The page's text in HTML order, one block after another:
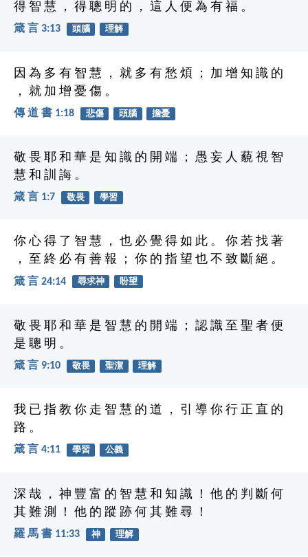
得 智 慧 ， 得 聰 明 的 ， 這 人 便 為 有 福 。
箴 言 3:13 頭腦 理解
因 為 多 有 智 慧 ， 就 多 有 愁 煩 ； 加 增 知 識 的
， 就 加 增 憂 傷 。
傳 道 書 1:18 悲傷 頭腦 擔憂
敬 畏 耶 和 華 是 知 識 的 開 端 ； 愚 妄 人 藐 視 智
慧 和 訓 誨 。
箴 言 1:7 敬畏 學習
你 心 得 了 智 慧 ， 也 必 覺 得 如 此 。 你 若 找 著
， 至 終 必 有 善 報 ； 你 的 指 望 也 不 致 斷 絕 。
箴 言 24:14 尋求神 盼望
敬 畏 耶 和 華 是 智 慧 的 開 端 ； 認 識 至 聖 者 便
是 聰 明 。
箴 言 9:10 敬畏 聖潔 理解
我 已 指 教 你 走 智 慧 的 道 ， 引 導 你 行 正 直 的
路 。
箴 言 4:11 學習 公義
深 哉 ， 神 豐 富 的 智 慧 和 知 識 ！ 他 的 判 斷 何
其 難 測 ！ 他 的 蹤 跡 何 其 難 尋 ！
羅 馬 書 11:33 神 理解